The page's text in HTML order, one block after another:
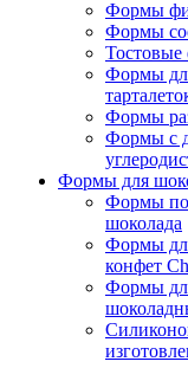
Формы
Формы
Тостовые
Формы
Формы
Формы с
Формы для
Формы
шоколада
Формы
конфет
Формы